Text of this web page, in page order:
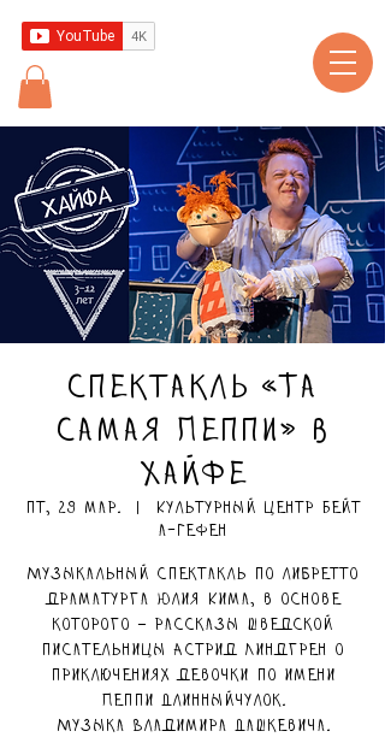
Спектакль «Та
самая Пеппи» в
Хайфе
пт, 29 мар.
  |
Культурный центр Бейт
а-Гефен
Музыкальный спектакль по либретто
драматурга Юлия Кима, в основе
которого – рассказы шведской
писательницы Астрид Линдгрен о
приключениях девочки по имени
Пеппи Длинныйчулок.
Музыка Владимира Дашкевича.